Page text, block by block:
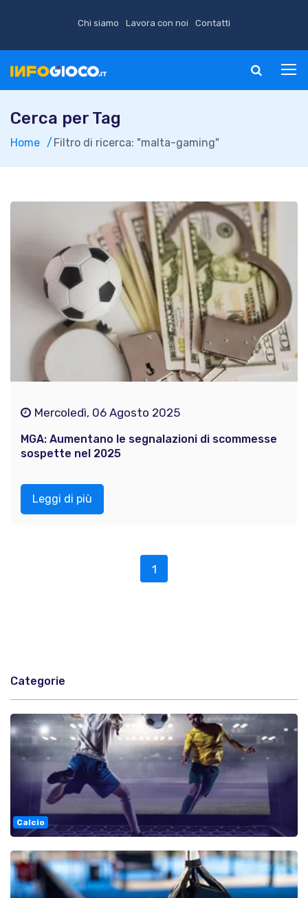
Chi siamo Lavora con noi Contatti
Cerca per Tag
Home Filtro di ricerca: "malta-gaming"
Mercoledì, 06 Agosto 2025
MGA: Aumentano le segnalazioni di scommesse
sospette nel 2025
Leggi di più
1
Categorie
Calcio